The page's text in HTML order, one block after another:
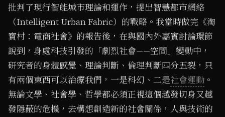
批判了現行智能城市理論和運作，提出智慧都市網絡
（Intelligent Urban Fabric）的戰略。我當時做完《淘
寶村：電商社會》的報告後，在與國內外嘉賓討論環節
說到，身處科技引發的「劇烈社會——空間」變動中，
研究者的身體感覺、理論判斷、倫理判斷四分五裂，只
有兩個東西可以治療我們，一是科幻、二是社會運動 。
無論文學、社會學、哲學都必須正視這個越發切身又越
發隱蔽的危機，去構想創造新的社會關係，人與技術的